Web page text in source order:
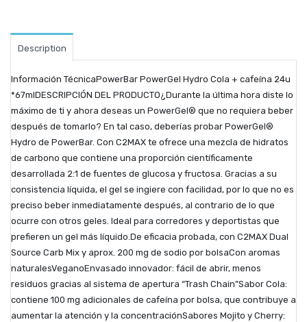
Description
Información TécnicaPowerBar PowerGel Hydro Cola + cafeína 24u
*67mlDESCRIPCIÓN DEL PRODUCTO¿Durante la última hora diste lo
máximo de ti y ahora deseas un PowerGel® que no requiera beber
después de tomarlo? En tal caso, deberías probar PowerGel®
Hydro de PowerBar. Con C2MAX te ofrece una mezcla de hidratos
de carbono que contiene una proporción científicamente
desarrollada 2:1 de fuentes de glucosa y fructosa. Gracias a su
consistencia líquida, el gel se ingiere con facilidad, por lo que no es
preciso beber inmediatamente después, al contrario de lo que
ocurre con otros geles. Ideal para corredores y deportistas que
prefieren un gel más líquido.De eficacia probada, con C2MAX Dual
Source Carb Mix y aprox. 200 mg de sodio por bolsaCon aromas
naturalesVeganoEnvasado innovador: fácil de abrir, menos
residuos gracias al sistema de apertura “Trash Chain”Sabor Cola:
contiene 100 mg adicionales de cafeína por bolsa, que contribuye a
aumentar la atención y la concentraciónSabores Mojito y Cherry: